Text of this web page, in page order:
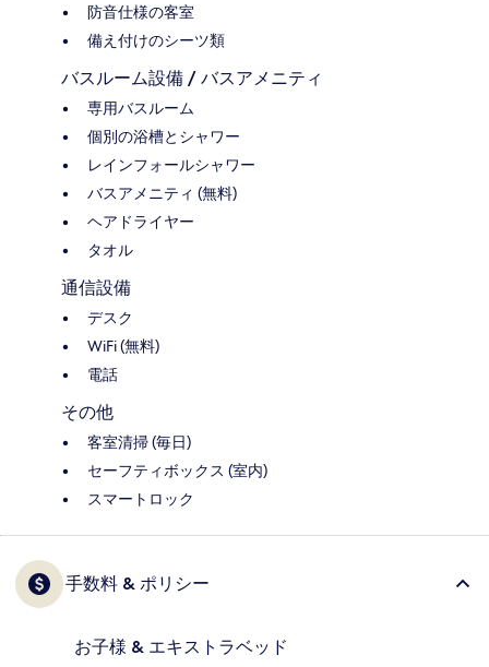
防音仕様の客室
備え付けのシーツ類
バスルーム設備 / バスアメニティ
専用バスルーム
個別の浴槽とシャワー
レインフォールシャワー
バスアメニティ (無料)
ヘアドライヤー
タオル
通信設備
デスク
WiFi (無料)
電話
その他
客室清掃 (毎日)
セーフティボックス (室内)
スマートロック
手数料 & ポリシー
お子様 & エキストラベッド